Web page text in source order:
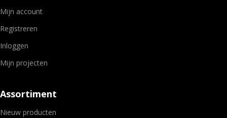
Mijn account
Registreren
Inloggen
Mijn projecten
Assortiment
Nieuw producten